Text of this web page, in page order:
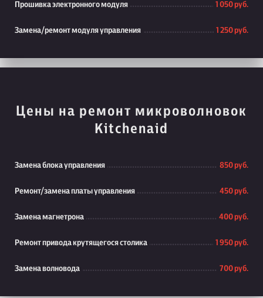
Прошивка электронного модуля 1 050 руб.
Замена/ремонт модуля управления 1 250 руб.
Цены на ремонт микроволновок
Kitchenaid
Замена блока управления 850 руб.
Ремонт/замена платы управления 450 руб.
Замена магнетрона 400 руб.
Ремонт привода крутящегося столика 1 950 руб.
Замена волновода 700 руб.